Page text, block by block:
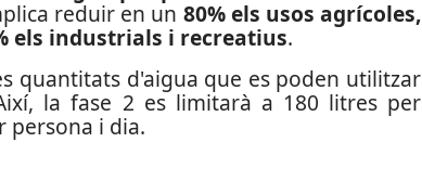
reduir en un 80% els usos agrícoles,
els industrials i recreatius.
quantitats d'aigua que es poden utilitzar
la fase 2 es limitarà a 180 litres per
persona i dia.